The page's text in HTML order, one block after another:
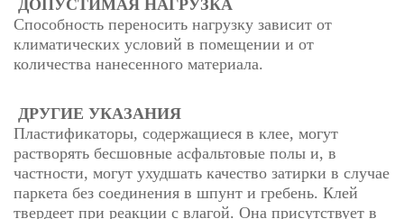
ДОПУСТИМАЯ НАГРУЗКА
Способность переносить нагрузку зависит от
климатических условий в помещении и от
количества нанесенного материала.
ДРУГИЕ УКАЗАНИЯ
Пластификаторы, содержащиеся в клее, могут
растворять бесшовные асфальтовые полы и, в
частности, могут ухудшать качество затирки в случае
паркета без соединения в шпунт и гребень. Клей
твердеет при реакции с влагой. Она присутствует в